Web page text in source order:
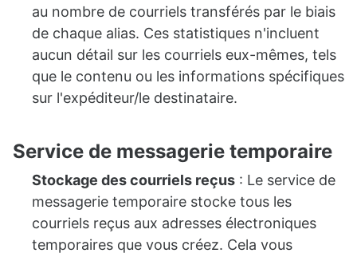
au nombre de courriels transférés par le biais
de chaque alias. Ces statistiques n'incluent
aucun détail sur les courriels eux-mêmes, tels
que le contenu ou les informations spécifiques
sur l'expéditeur/le destinataire.
Service de messagerie temporaire
Stockage des courriels reçus : Le service de
messagerie temporaire stocke tous les
courriels reçus aux adresses électroniques
temporaires que vous créez. Cela vous